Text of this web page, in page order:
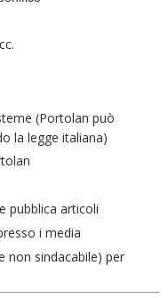
(Portolan può
la legge italiana)
pubblica articoli
i media
non sindacabile) per